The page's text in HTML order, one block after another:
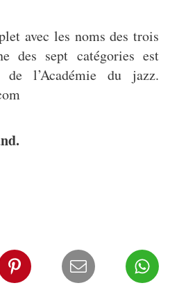
avec les noms des trois
des sept catégories est
l’Académie du jazz.